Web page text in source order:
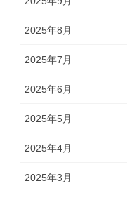
2025年8月
2025年7月
2025年6月
2025年5月
2025年4月
2025年3月